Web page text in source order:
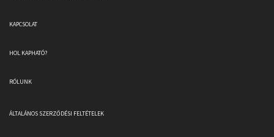
KAPCSOLAT
HOL KAPHATÓ?
RÓLUNK
ÁLTALÁNOS SZERZŐDÉSI FELTÉTELEK